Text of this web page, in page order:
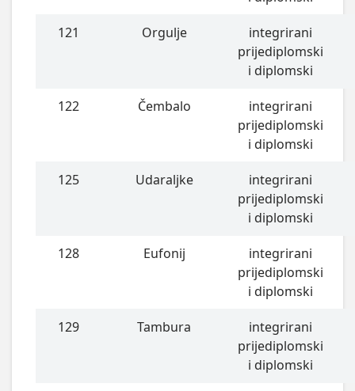
121 Orgulje
integrirani
prijediplomski
i diplomski
122 Čembalo
integrirani
prijediplomski
i diplomski
125 Udaraljke
integrirani
prijediplomski
i diplomski
128 Eufonij
integrirani
prijediplomski
i diplomski
129 Tambura
integrirani
prijediplomski
i diplomski